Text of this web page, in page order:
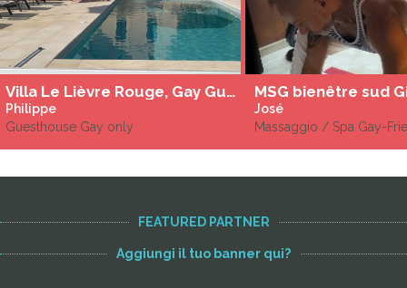
Villa Le Lièvre Rouge, Gay Guesthouse nel cuore di Entre-Deux-Mers
Philippe
Guesthouse Gay only
MSG bienêtre sud
José
Massaggio / Spa Gay-
FEATURED PARTNER
Aggiungi il tuo banner qui?